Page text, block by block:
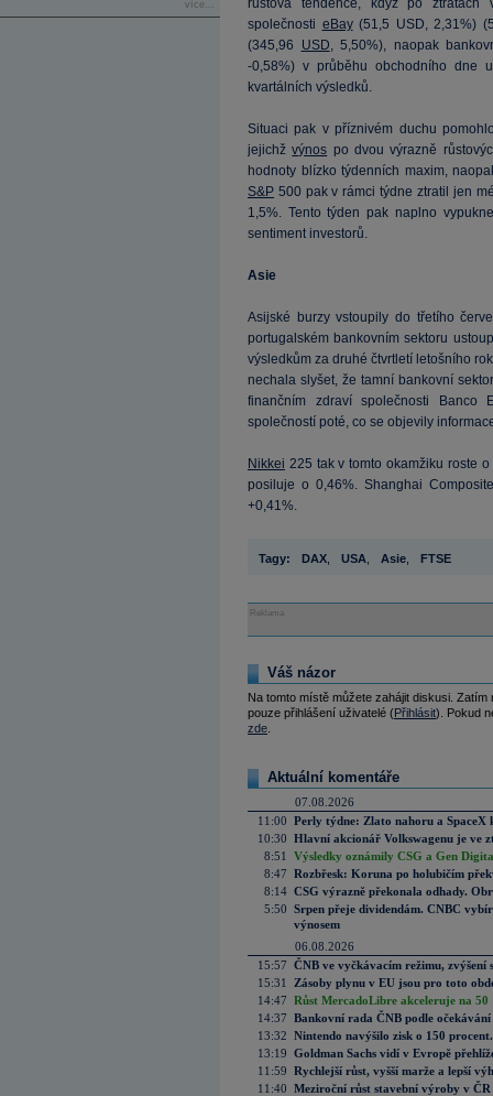
více...
růstová tendence, když po
společnosti eBay(51,5 USD, 2,31%)
(345,96
USD, 5,50%), naopak
-0,58%) v průběhu obchodního dne
kvartálních výsledků.
Situaci pak v příznivém duchu
jejichžvýnos po dvou výrazně
hodnoty blízko týdenních maxim,
S&P 500 pak v rámci týdne ztratil jen
1,5%. Tento týden pak naplno
sentiment investorů.
Asie
Asijské burzy vstoupily do třetího
portugalském bankovním sektoru
výsledkům za druhé čtvrtletí letošního
nechala slyšet, že tamní bankovní
finančním zdraví společnosti Banco
společností poté, co se objevily
Nikkei 225 tak v tomto okamžiku roste
posiluje o 0,46%. Shanghai
+0,41%.
Tagy: DAX USA Asie FTSE
Reklama
Váš názor
Na tomto místě můžete zahájit diskusi.
pouze přihlášení uživatelé (Přihlásit). Pokud
zde
Aktuální komentáře
07.08.2026
11:00 Perly týdne: Zlato nahoru a SpaceX
10:30 Hlavní akcionář Volkswagenu je ve
8:51
Výsledky oznámily CSG a Gen
8:47 Rozbřesk: Koruna po holubičím
8:14 CSG výrazně překonala odhady.
5:50 Srpen přeje dividendám. CNBC
výnosem
06.08.2026
15:57 ČNB ve vyčkávacím režimu, zvýšení
15:31
Zásoby plynu v EU jsou pro toto
14:47 Růst MercadoLibre akceleruje na
14:37 Bankovní rada ČNB podle
13:32 Nintendo navýšilo zisk o 150
13:19 Goldman Sachs vidí v Evropě
11:59 Rychlejší růst, vyšší marže a lepší
11:40 Meziroční růst stavební výroby v